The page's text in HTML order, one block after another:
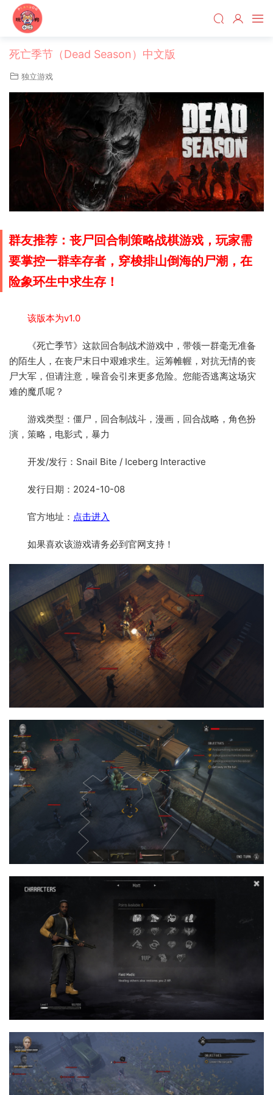
死亡季节（Dead Season）中文版
独立游戏
群友推荐：丧尸回合制策略战棋游戏，玩家需
要掌控一群幸存者，穿梭排山倒海的尸潮，在
险象环生中求生存！
该版本为v1.0
《死亡季节》这款回合制战术游戏中，带领一群毫无准备
的陌生人，在丧尸末日中艰难求生。运筹帷幄，对抗无情的丧
尸大军，但请注意，噪音会引来更多危险。您能否逃离这场灾
难的魔爪呢？
游戏类型：僵尸，回合制战斗，漫画，回合战略，角色扮
演，策略，电影式，暴力
开发/发行：Snail Bite / Iceberg Interactive
发行日期：2024-10-08
官方地址： 点击进入
如果喜欢该游戏请务必到官网支持！